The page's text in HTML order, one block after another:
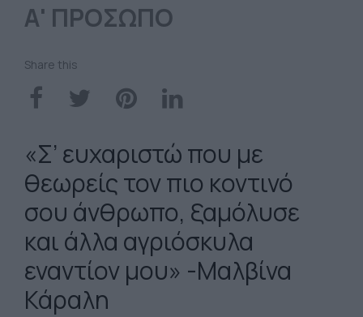
Α' ΠΡΟΣΩΠΟ
Share this
«Σ’ ευχαριστώ που με
θεωρείς τον πιο κοντινό
σου άνθρωπο, ξαμόλυσε
και άλλα αγριόσκυλα
εναντίον μου» -Μαλβίνα
Κάραλη